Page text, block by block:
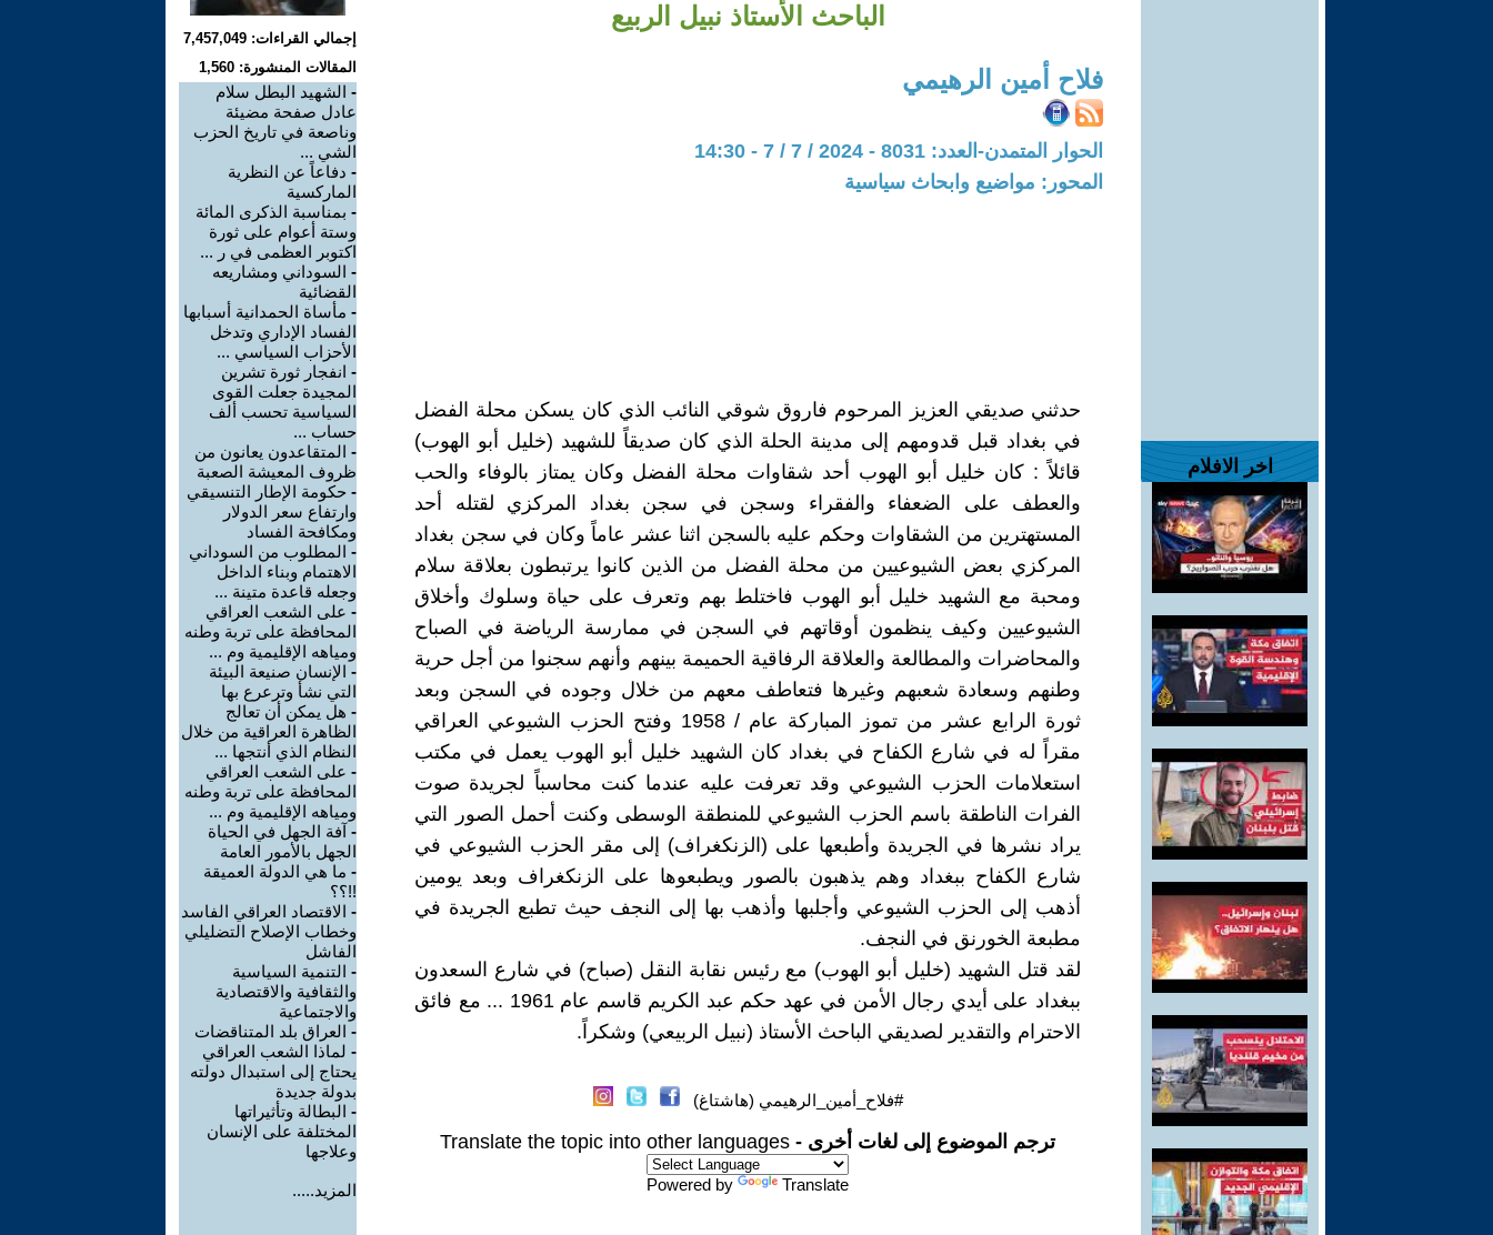
اخر الافلام
الباحث الأستاذ نبيل الربيع
فلاح أمين الرهيمي
الحوار المتمدن-العدد: 8031 - 2024 / 7 / 7 - 14:30
المحور: مواضيع وابحاث سياسية
حدثني صديقي العزيز المرحوم فاروق شوقي النائب الذي كان يسكن محلة الفضل
في بغداد قبل قدومهم إلى مدينة الحلة الذي كان صديقاً للشهيد (خليل أبو الهوب)
قائلاً : كان خليل أبو الهوب أحد شقاوات محلة الفضل وكان يمتاز بالوفاء والحب
والعطف على الضعفاء والفقراء وسجن في سجن بغداد المركزي لقتله أحد
المستهترين من الشقاوات وحكم عليه بالسجن اثنا عشر عاماً وكان في سجن بغداد
المركزي بعض الشيوعيين من محلة الفضل من الذين كانوا يرتبطون بعلاقة سلام
ومحبة مع الشهيد خليل أبو الهوب فاختلط بهم وتعرف على حياة وسلوك وأخلاق
الشيوعيين وكيف ينظمون أوقاتهم في السجن في ممارسة الرياضة في الصباح
والمحاضرات والمطالعة والعلاقة الرفاقية الحميمة بينهم وأنهم سجنوا من أجل حرية
وطنهم وسعادة شعبهم وغيرها فتعاطف معهم من خلال وجوده في السجن وبعد
ثورة الرابع عشر من تموز المباركة عام / 1958 وفتح الحزب الشيوعي العراقي
مقراً له في شارع الكفاح في بغداد كان الشهيد خليل أبو الهوب يعمل في مكتب
استعلامات الحزب الشيوعي وقد تعرفت عليه عندما كنت محاسباً لجريدة صوت
الفرات الناطقة باسم الحزب الشيوعي للمنطقة الوسطى وكنت أحمل الصور التي
يراد نشرها في الجريدة وأطبعها على (الزنكغراف) إلى مقر الحزب الشيوعي في
شارع الكفاح ببغداد وهم يذهبون بالصور ويطبعوها على الزنكغراف وبعد يومين
أذهب إلى الحزب الشيوعي وأجلبها وأذهب بها إلى النجف حيث تطبع الجريدة في
مطبعة الخورنق في النجف.
لقد قتل الشهيد (خليل أبو الهوب) مع رئيس نقابة النقل (صباح) في شارع السعدون
ببغداد على أيدي رجال الأمن في عهد حكم عبد الكريم قاسم عام 1961 ... مع فائق
الاحترام والتقدير لصديقي الباحث الأستاذ (نبيل الربيعي) وشكراً.
#فلاح_أمين_الرهيمي (هاشتاغ)
ترجم الموضوع إلى لغات أخرى - Translate the topic into other languages
Powered by Translate
إجمالي القراءات: 7,457,049
المقالات المنشورة: 1,560
- الشهيد البطل سلام
عادل صفحة مضيئة
وناصعة في تاريخ الحزب
الشي ...
- دفاعاً عن النظرية
الماركسية
- بمناسبة الذكرى المائة
وستة أعوام على ثورة
اكتوبر العظمى في ر ...
- السوداني ومشاريعه
القضائية
- مأساة الحمدانية أسبابها
الفساد الإداري وتدخل
الأحزاب السياسي ...
- انفجار ثورة تشرين
المجيدة جعلت القوى
السياسية تحسب ألف
حساب ...
- المتقاعدون يعانون من
ظروف المعيشة الصعبة
- حكومة الإطار التنسيقي
وارتفاع سعر الدولار
ومكافحة الفساد
- المطلوب من السوداني
الاهتمام وبناء الداخل
وجعله قاعدة متينة ...
- على الشعب العراقي
المحافظة على تربة وطنه
ومياهه الإقليمية وم ...
- الإنسان صنيعة البيئة
التي نشأ وترعرع بها
- هل يمكن أن تعالج
الظاهرة العراقية من خلال
النظام الذي أنتجها ...
- على الشعب العراقي
المحافظة على تربة وطنه
ومياهه الإقليمية وم ...
- آفة الجهل في الحياة
الجهل بالأمور العامة
- ما هي الدولة العميقة
!!؟؟
- الاقتصاد العراقي الفاسد
وخطاب الإصلاح التضليلي
الفاشل
- التنمية السياسية
والثقافية والاقتصادية
والاجتماعية
- العراق بلد المتناقضات
- لماذا الشعب العراقي
يحتاج إلى استبدال دولته
بدولة جديدة
- البطالة وتأثيراتها
المختلفة على الإنسان
وعلاجها
المزيد.....